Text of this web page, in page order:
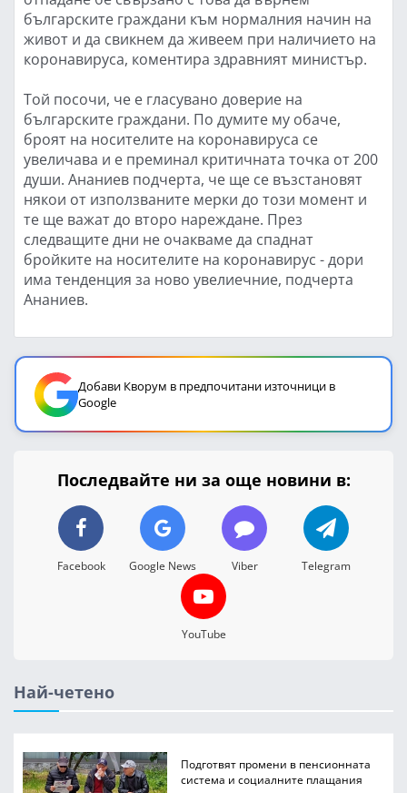
българските граждани към нормалния начин на
живот и да свикнем да живеем при наличието на
коронавируса, коментира здравният министър.
Той посочи, че е гласувано доверие на
българските граждани. По думите му обаче,
броят на носителите на коронавируса се
увеличава и е преминал критичната точка от 200
души. Ананиев подчерта, че ще се възстановят
някои от използваните мерки до този момент и
те ще важат до второ нареждане. През
следващите дни не очакваме да спаднат
бройките на носителите на коронавирус - дори
има тенденция за ново увелиечние, подчерта
Ананиев.
Добави Кворум в предпочитани източници в
Google
Последвайте ни за още новини в:
Facebook Google News Viber Telegram
YouTube
Най-четено
Подготвят промени в пенсионната
система и социалните плащания